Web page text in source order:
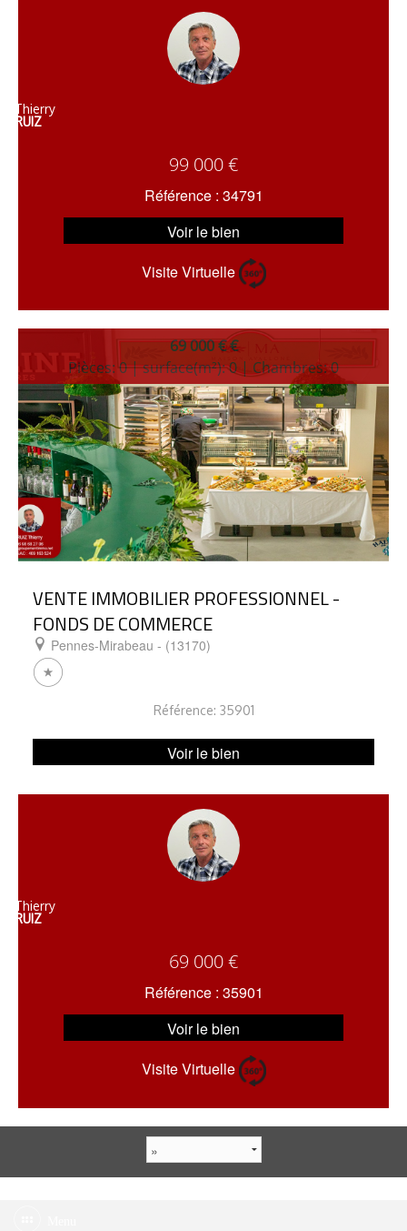
Thierry
RUIZ
99 000 €
Référence : 34791
Voir le bien
Visite Virtuelle
69 000 € €
Pièces: 0 | surface(m²): 0 | Chambres: 0
VENTE IMMOBILIER PROFESSIONNEL -
FONDS DE COMMERCE
Pennes-Mirabeau - (13170)
Référence: 35901
Voir le bien
Thierry
RUIZ
69 000 €
Référence : 35901
Voir le bien
Visite Virtuelle